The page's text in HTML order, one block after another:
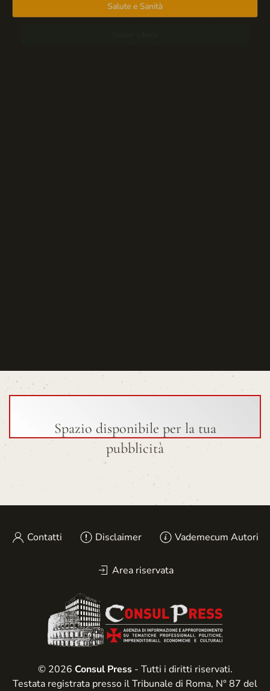
Salute e Sanità
Spazio disponibile per la tua
pubblicità
Contatti Disclaimer Vademecum Autori
Area riservata
© 2026 Consul Press- Tutti i diritti riservati.
Testata registrata presso il Tribunale di Roma, N° 87 del